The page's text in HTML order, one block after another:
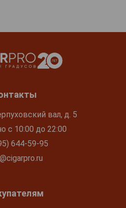
вал, д. 5
с 10:00 до 22:00
644-59-95